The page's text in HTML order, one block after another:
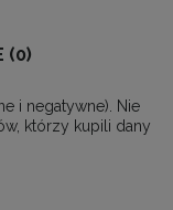
(0)
i negatywne). Nie
którzy kupili dany